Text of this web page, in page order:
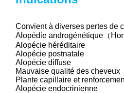
Convient à diverses pertes de
Alopédie androgénétique（
Alopécie héréditaire
Alopécie postnatale
Alopécie diffuse
Mauvaise qualité des cheveux
Plante capillaire et
Alopécie endocrinienne